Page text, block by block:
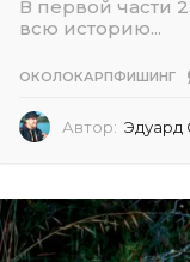
В первой части
всю историю...
ОКОЛОКАРПФИШИНГ
Автор: Эдуард